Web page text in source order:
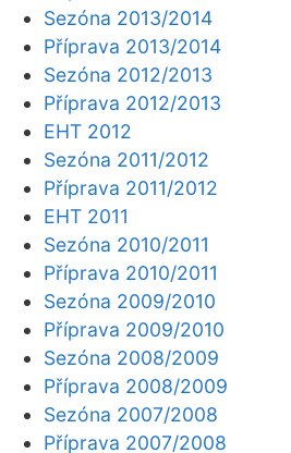
Sezóna 2013/2014
Příprava 2013/2014
Sezóna 2012/2013
Příprava 2012/2013
EHT 2012
Sezóna 2011/2012
Příprava 2011/2012
EHT 2011
Sezóna 2010/2011
Příprava 2010/2011
Sezóna 2009/2010
Příprava 2009/2010
Sezóna 2008/2009
Příprava 2008/2009
Sezóna 2007/2008
Příprava 2007/2008